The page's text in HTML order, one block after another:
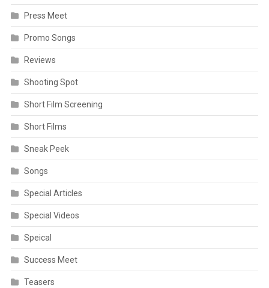
Press Meet
Promo Songs
Reviews
Shooting Spot
Short Film Screening
Short Films
Sneak Peek
Songs
Special Articles
Special Videos
Speical
Success Meet
Teasers